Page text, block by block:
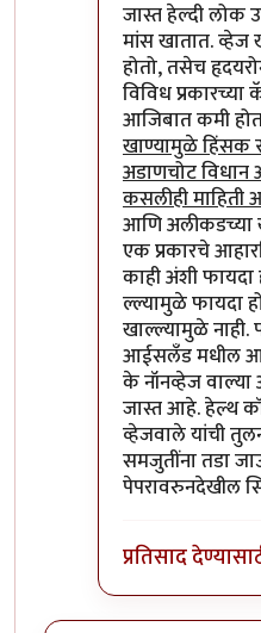
जास्त हेल्दी लोक
मांस खातात. व्हेज
होतो, तसेच
विविध प्रकारच्या
आजिबात कमी होत
खाण्यामुळे हिंसक
अडाणचोट विधान
कसलीही माहिती
आणि अलीकडच्या
एक प्रकारचे
काही अंशी
ल्ल्यामुळे फायदा
खाल्ल्यामुळे नाही.
आईसलँड मधील
के नॉनव्हेज
जास्त आहे. हेल्थ
व्हेजवाले यांची
समजुतींना तडा
पेपरावरुनदेखील
प्रतिसाद